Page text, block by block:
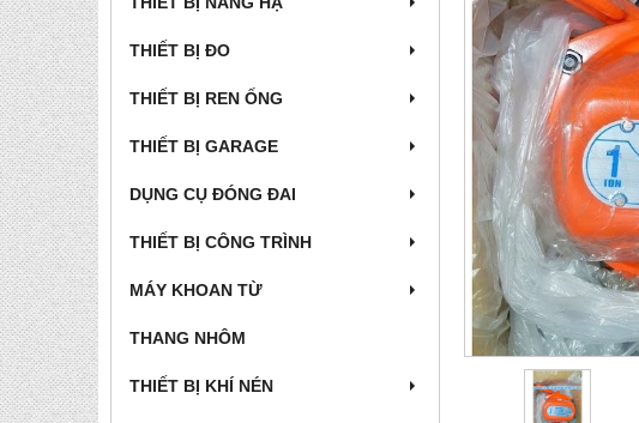
THIẾT BỊ ĐO
THIẾT BỊ REN ỐNG
THIẾT BỊ GARAGE
DỤNG CỤ ĐÓNG ĐAI
THIẾT BỊ CÔNG TRÌNH
MÁY KHOAN TỪ
THANG NHÔM
THIẾT BỊ KHÍ NÉN